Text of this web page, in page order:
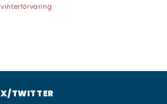
vinterförvaring
X/TWITTER